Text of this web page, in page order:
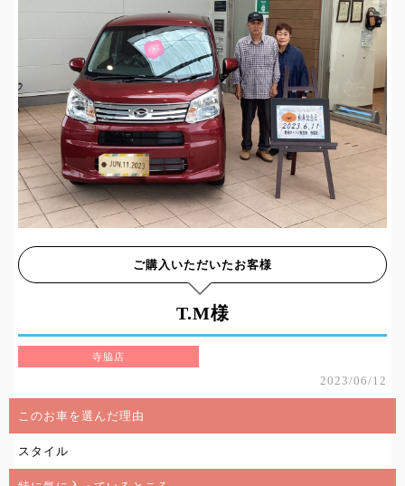
ご購入いただいたお客様
T.M様
寺脇店
2023/06/12
このお車を選んだ理由
スタイル